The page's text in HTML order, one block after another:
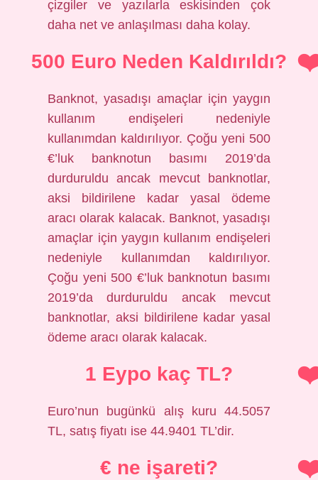
çizgiler ve yazılarla eskisinden çok
daha net ve anlaşılması daha kolay.
500 Euro Neden Kaldırıldı?
Banknot, yasadışı amaçlar için yaygın
kullanım endişeleri nedeniyle
kullanımdan kaldırılıyor. Çoğu yeni 500
€’luk banknotun basımı 2019’da
durduruldu ancak mevcut banknotlar,
aksi bildirilene kadar yasal ödeme
aracı olarak kalacak. Banknot, yasadışı
amaçlar için yaygın kullanım endişeleri
nedeniyle kullanımdan kaldırılıyor.
Çoğu yeni 500 €’luk banknotun basımı
2019’da durduruldu ancak mevcut
banknotlar, aksi bildirilene kadar yasal
ödeme aracı olarak kalacak.
1 Eypo kaç TL?
Euro’nun bugünkü alış kuru 44.5057
TL, satış fiyatı ise 44.9401 TL’dir.
€ ne işareti?